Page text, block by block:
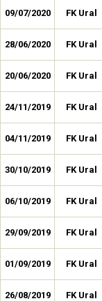
09/07/2020 FK Ural
28/06/2020 FK Ural
20/06/2020 FK Ural
24/11/2019 FK Ural
04/11/2019 FK Ural
30/10/2019 FK Ural
06/10/2019 FK Ural
29/09/2019 FK Ural
01/09/2019 FK Ural
26/08/2019 FK Ural